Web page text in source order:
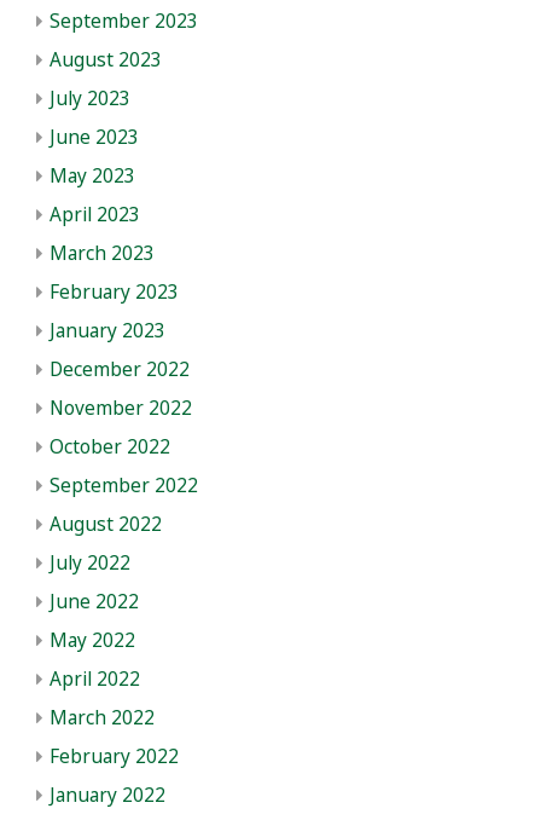
September 2023
August 2023
July 2023
June 2023
May 2023
April 2023
March 2023
February 2023
January 2023
December 2022
November 2022
October 2022
September 2022
August 2022
July 2022
June 2022
May 2022
April 2022
March 2022
February 2022
January 2022